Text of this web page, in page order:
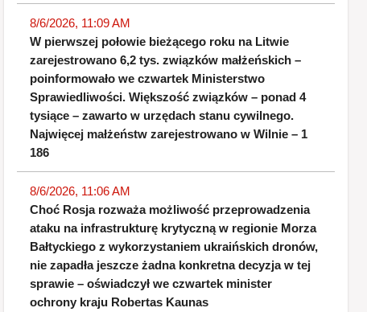
8/6/2026, 11:09 AM
W pierwszej połowie bieżącego roku na Litwie
zarejestrowano 6,2 tys. związków małżeńskich –
poinformowało we czwartek Ministerstwo
Sprawiedliwości. Większość związków – ponad 4
tysiące – zawarto w urzędach stanu cywilnego.
Najwięcej małżeństw zarejestrowano w Wilnie – 1
186
8/6/2026, 11:06 AM
Choć Rosja rozważa możliwość przeprowadzenia
ataku na infrastrukturę krytyczną w regionie Morza
Bałtyckiego z wykorzystaniem ukraińskich dronów,
nie zapadła jeszcze żadna konkretna decyzja w tej
sprawie – oświadczył we czwartek minister
ochrony kraju Robertas Kaunas